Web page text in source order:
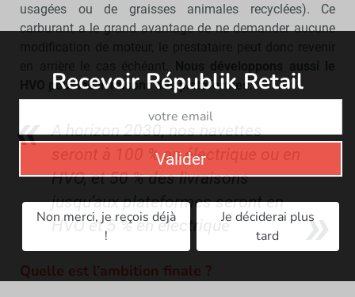
usagées ou de graisses animales recyclées). Ce
carburant a le grand avantage de ne demander aucune
HVO pour les livraisons des plateformes.
A horizon 2030, nos navettes
seront à 100 % en électrique ou en
HVO, et 50 % des livraisons
jusqu’aux plateformes seront en
HVO et 5 % en électrique
Quelle est l’ambition finale ?
Recevoir Républik Retail
Valider
Non merci, je reçois déjà
!
Je déciderai plus
tard